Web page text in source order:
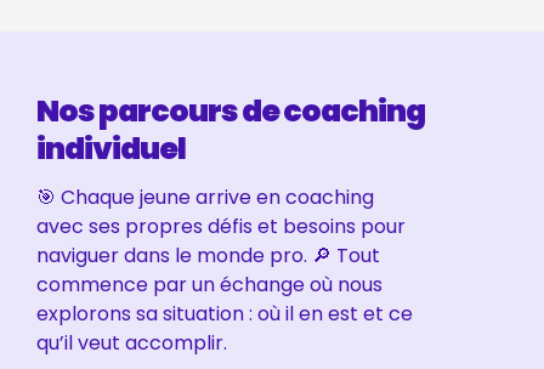
Nos parcours de coaching
individuel
🎯 Chaque jeune arrive en coaching
avec ses propres défis et besoins pour
naviguer dans le monde pro. 🔎 Tout
commence par un échange où nous
explorons sa situation: où il en est et ce
qu’il veut accomplir.